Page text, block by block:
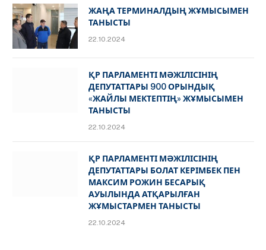
ЖАҢА ТЕРМИНАЛДЫҢ ЖҰМЫСЫМЕН
ТАНЫСТЫ
22.10.2024
ҚР ПАРЛАМЕНТІ МӘЖІЛІСІНІҢ
ДЕПУТАТТАРЫ 900 ОРЫНДЫҚ
«ЖАЙЛЫ МЕКТЕПТІҢ» ЖҰМЫСЫМЕН
ТАНЫСТЫ
22.10.2024
ҚР ПАРЛАМЕНТІ МӘЖІЛІСІНІҢ
ДЕПУТАТТАРЫ БОЛАТ КЕРІМБЕК ПЕН
МАКСИМ РОЖИН БЕСАРЫҚ
АУЫЛЫНДА АТҚАРЫЛҒАН
ЖҰМЫСТАРМЕН ТАНЫСТЫ
22.10.2024